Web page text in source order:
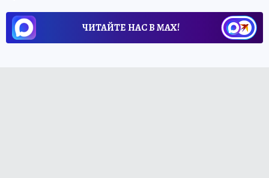
ЧИТАЙТЕ НАС В МАХ!